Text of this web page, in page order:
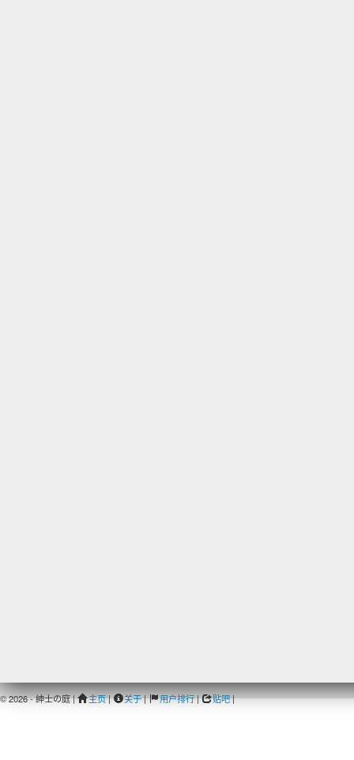
© 2026 - 紳士の庭 | 主页| 关于| 用户排行| 贴吧|